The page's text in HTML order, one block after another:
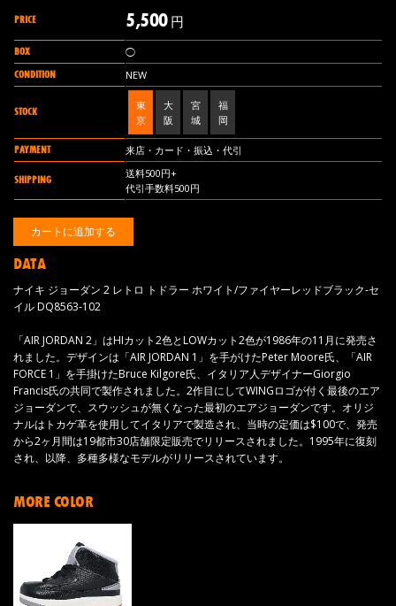
PRICE 5,500円
BOX ◯
CONDITION NEW
STOCK
東
京
大
阪
宮
城
福
岡
PAYMENT 来店・カード・振込・代引
SHIPPING
送料500円+
代引手数料500円
DATA
ナイキ ジョーダン 2 レトロ トドラー ホワイト/ファイヤーレッドブラック-セ
イル DQ8563-102
「AIR JORDAN 2」はHIカット2色とLOWカット2色が1986年の11月に発売さ
れました。デザインは「AIR JORDAN 1」を手がけたPeter Moore氏、「AIR
FORCE 1」を手掛けたBruce Kilgore氏、イタリア人デザイナーGiorgio
Francis氏の共同で製作されました。2作目にしてWINGロゴが付く最後のエア
ジョーダンで、スウッシュが無くなった最初のエアジョーダンです。オリジ
ナルはトカゲ革を使用してイタリアで製造され、当時の定価は$100で、発売
から2ヶ月間は19都市30店舗限定販売でリリースされました。1995年に復刻
され、以降、多種多様なモデルがリリースされています。
MORE COLOR